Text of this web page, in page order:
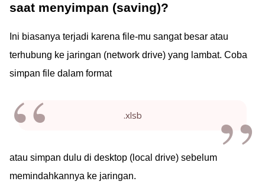
saat menyimpan (saving)?
Ini biasanya terjadi karena file-mu sangat besar atau
terhubung ke jaringan (network drive) yang lambat. Coba
simpan file dalam format
.xlsb
atau simpan dulu di desktop (local drive) sebelum
memindahkannya ke jaringan.